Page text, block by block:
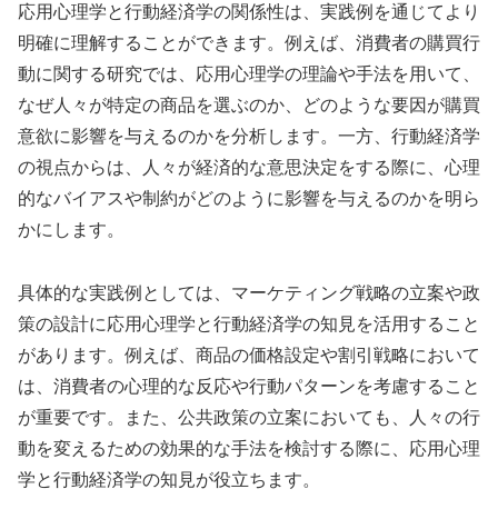
応用心理学と行動経済学の関係性は、実践例を通じてより
明確に理解することができます。例えば、消費者の購買行
動に関する研究では、応用心理学の理論や手法を用いて、
なぜ人々が特定の商品を選ぶのか、どのような要因が購買
意欲に影響を与えるのかを分析します。一方、行動経済学
の視点からは、人々が経済的な意思決定をする際に、心理
的なバイアスや制約がどのように影響を与えるのかを明ら
かにします。
具体的な実践例としては、マーケティング戦略の立案や政
策の設計に応用心理学と行動経済学の知見を活用すること
があります。例えば、商品の価格設定や割引戦略において
は、消費者の心理的な反応や行動パターンを考慮すること
が重要です。また、公共政策の立案においても、人々の行
動を変えるための効果的な手法を検討する際に、応用心理
学と行動経済学の知見が役立ちます。